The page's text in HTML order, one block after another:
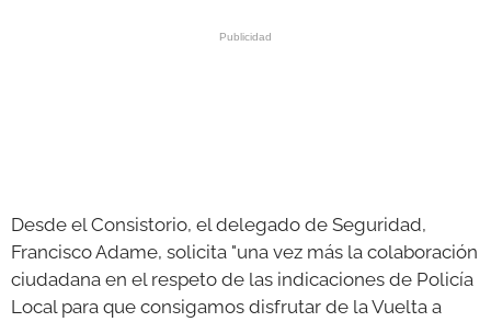
Desde el Consistorio, el delegado de Seguridad,
Francisco Adame, solicita "una vez más la colaboración
ciudadana en el respeto de las indicaciones de Policía
Local para que consigamos disfrutar de la Vuelta a